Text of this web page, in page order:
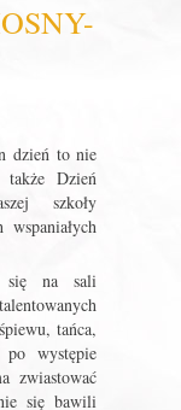
dzień to nie
Dzień
szkoły
na sali
tańca,
występie
zwiastować
się bawili